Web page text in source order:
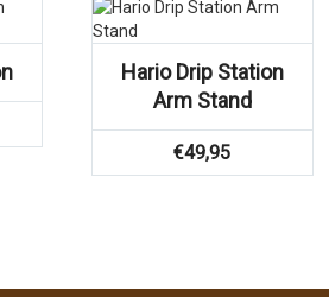
Hario Drip Station
Arm Stand
€49,95